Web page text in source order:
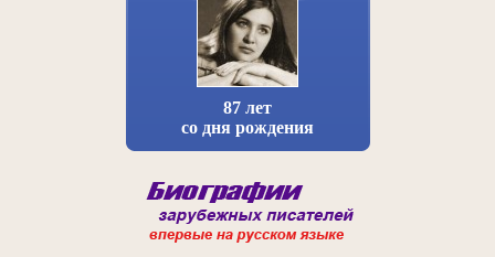
87 лет
со дня рождения